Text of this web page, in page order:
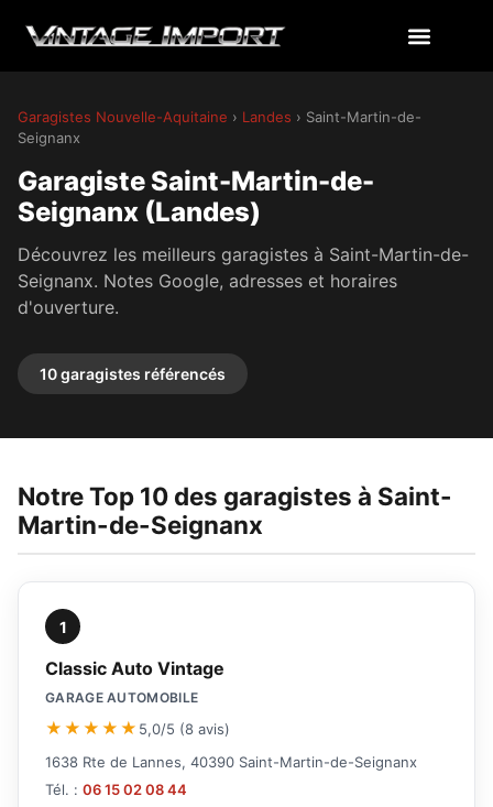
Garagistes Nouvelle-Aquitaine › Landes › Saint-Martin-de-
Seignanx
Garagiste Saint-Martin-de-
Seignanx (Landes)
Découvrez les meilleurs garagistes à Saint-Martin-de-
Seignanx. Notes Google, adresses et horaires
d'ouverture.
10 garagistes référencés
Notre Top 10 des garagistes à Saint-
Martin-de-Seignanx
1
Classic Auto Vintage
GARAGE AUTOMOBILE
★★★★★ 5,0/5 (8 avis)
1638 Rte de Lannes, 40390 Saint-Martin-de-Seignanx
Tél. : 06 15 02 08 44